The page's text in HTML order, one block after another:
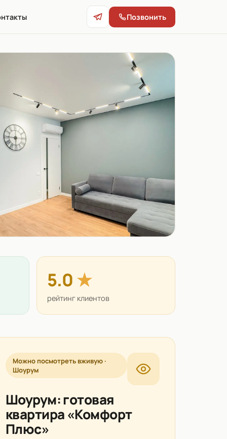
Позвонить
5.0★
рейтинг клиентов
Можно посмотреть вживую ·
Шоурум
Шоурум: готовая
квартира «Комфорт
Плюс»